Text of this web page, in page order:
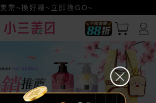
幣~換好禮~立即換GO~
全支付~美幣+全點折上折超划算
全館88折爸氣加倍！